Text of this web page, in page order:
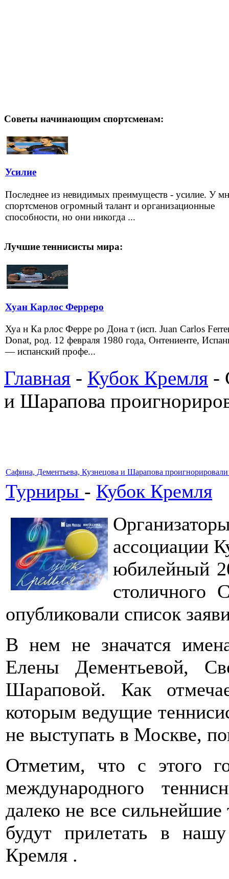
Советы начинающим спортсменам:
Усилие
Последнее из невидимых преимуществ - усилие. У
спортсменов огромный талант и организационные
способности, но они никогда ...
Лучшие теннисисты мира:
Хуан Карлос Ферреро
Хуа н Ка рлос Ферре ро Дона т (исп. Juan Carlos
Donat, род. 12 февраля 1980 года, Онтениенте,
— испанский профе...
Главная - Кубок Кремля -
и Шарапова
Сафина, Дементьева, Кузнецова и Шарапова
Турниры - Кубок Кремля
ассоциации
юбилейный
столичного
опубликовали список
В нем не значатся
Елены Дементьевой,
Шараповой. Как
которым ведущие
не выступать в Москве,
Отметим, что с этого
международного
далеко не все
будут прилетать в
Кремля .